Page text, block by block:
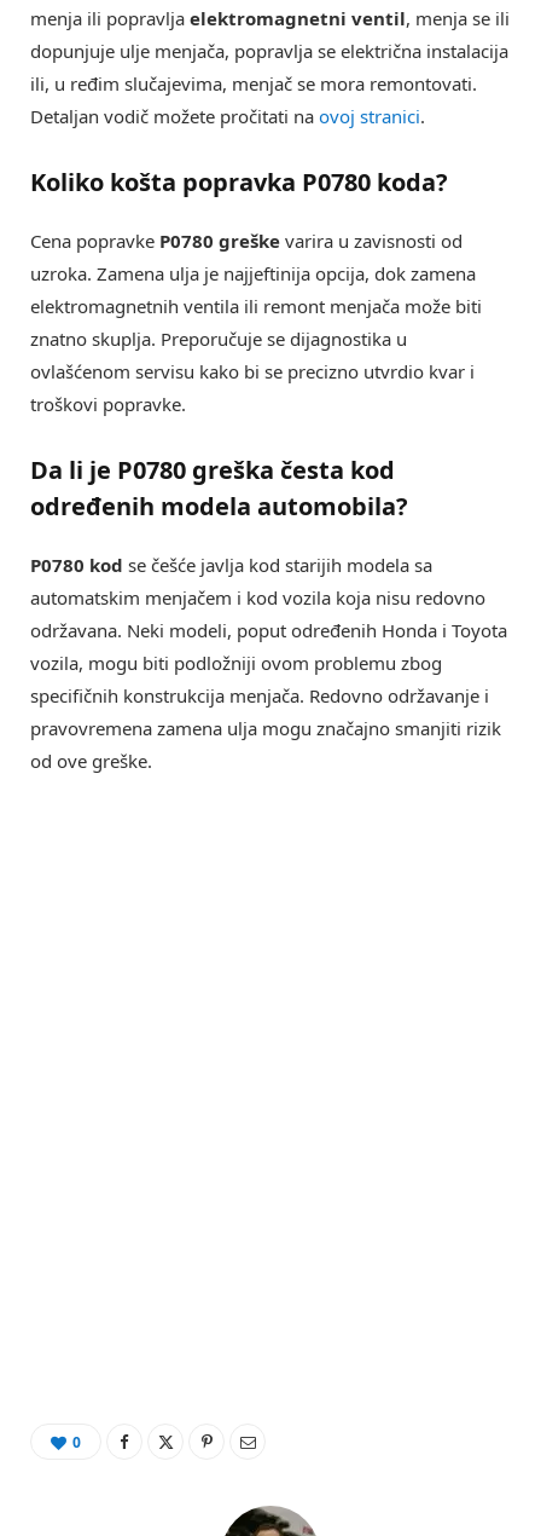
menja ili popravlja elektromagnetni ventil, menja se ili
dopunjuje ulje menjača, popravlja se električna instalacija
ili, u ređim slučajevima, menjač se mora remontovati.
Detaljan vodič možete pročitati na ovoj stranici.
Koliko košta popravka P0780 koda?
Cena popravke P0780 greške varira u zavisnosti od
uzroka. Zamena ulja je najjeftinija opcija, dok zamena
elektromagnetnih ventila ili remont menjača može biti
znatno skuplja. Preporučuje se dijagnostika u
ovlašćenom servisu kako bi se precizno utvrdio kvar i
troškovi popravke.
Da li je P0780 greška česta kod
određenih modela automobila?
P0780 kod se češće javlja kod starijih modela sa
automatskim menjačem i kod vozila koja nisu redovno
održavana. Neki modeli, poput određenih Honda i Toyota
vozila, mogu biti podložniji ovom problemu zbog
specifičnih konstrukcija menjača. Redovno održavanje i
pravovremena zamena ulja mogu značajno smanjiti rizik
od ove greške.
0